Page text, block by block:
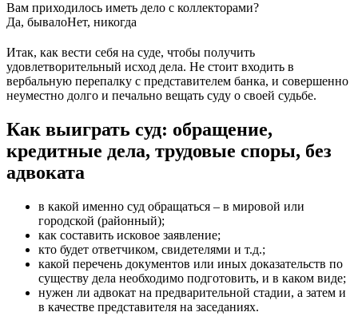
Вам приходилось иметь дело с коллекторами?
Да, бывалоНет, никогда
Итак, как вести себя на суде, чтобы получить
удовлетворительный исход дела. Не стоит входить в
вербальную перепалку с представителем банка, и совершенно
неуместно долго и печально вещать суду о своей судьбе.
Как выиграть суд: обращение,
кредитные дела, трудовые споры, без
адвоката
в какой именно суд обращаться – в мировой или
городской (районный);
как составить исковое заявление;
кто будет ответчиком, свидетелями и т.д.;
какой перечень документов или иных доказательств по
существу дела необходимо подготовить, и в каком виде;
нужен ли адвокат на предварительной стадии, а затем и
в качестве представителя на заседаниях.